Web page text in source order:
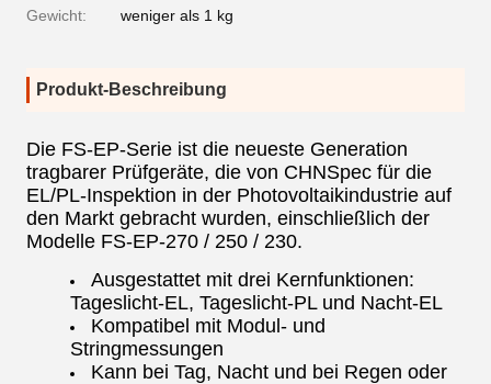
Gewicht: weniger als 1 kg
Produkt-Beschreibung
Die FS-EP-Serie ist die neueste Generation
tragbarer Prüfgeräte, die von CHNSpec für die
EL/PL-Inspektion in der Photovoltaikindustrie auf
den Markt gebracht wurden, einschließlich der
Modelle FS-EP-270 / 250 / 230.
Ausgestattet mit drei Kernfunktionen:
Tageslicht-EL, Tageslicht-PL und Nacht-EL
Kompatibel mit Modul- und
Stringmessungen
Kann bei Tag, Nacht und bei Regen oder